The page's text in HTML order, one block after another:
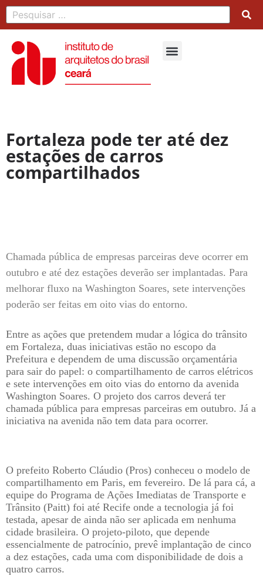
Fortaleza pode ter até dez
estações de carros
compartilhados
Chamada pública de empresas parceiras deve ocorrer em
outubro e até dez estações deverão ser implantadas. Para
melhorar fluxo na Washington Soares, sete intervenções
poderão ser feitas em oito vias do entorno.
Entre as ações que pretendem mudar a lógica do trânsito
em Fortaleza, duas iniciativas estão no escopo da
Prefeitura e dependem de uma discussão orçamentária
para sair do papel: o compartilhamento de carros elétricos
e sete intervenções em oito vias do entorno da avenida
Washington Soares. O projeto dos carros deverá ter
chamada pública para empresas parceiras em outubro. Já a
iniciativa na avenida não tem data para ocorrer.
O prefeito Roberto Cláudio (Pros) conheceu o modelo de
compartilhamento em Paris, em fevereiro. De lá para cá, a
equipe do Programa de Ações Imediatas de Transporte e
Trânsito (Paitt) foi até Recife onde a tecnologia já foi
testada, apesar de ainda não ser aplicada em nenhuma
cidade brasileira. O projeto-piloto, que depende
essencialmente de patrocínio, prevê implantação de cinco
a dez estações, cada uma com disponibilidade de dois a
quatro carros.